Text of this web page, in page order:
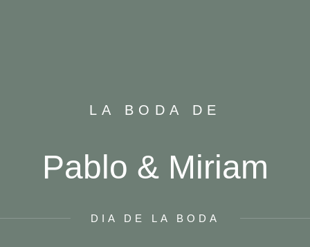
LA BODA DE
Pablo & Miriam
DIA DE LA BODA